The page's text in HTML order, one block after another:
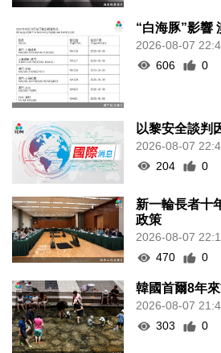
“白海豚”影響
2026-08-07
606
0
以黎安全談判
2026-08-07
204
0
新一輪長者十
政策
2026-08-07
470
0
韓國首爾8年
2026-08-07
303
0